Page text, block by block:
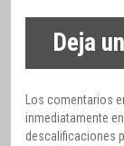
Deja
Los comentarios
inmediatamente
descalificaciones